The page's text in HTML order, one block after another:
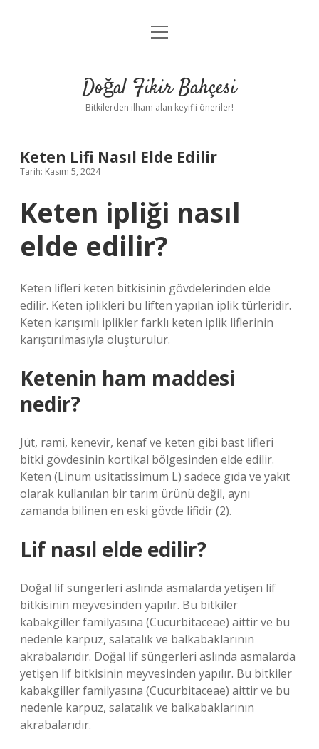
Anasayfa
Yasal Uyarı
menüyü
Doğal Fikir Bahçesi
Bitkilerden ilham alan keyifli öneriler!
Keten Lifi Nasıl Elde Edilir
Tarih: Kasım 5, 2024
Keten ipliği nasıl
elde edilir?
Keten lifleri keten bitkisinin gövdelerinden elde
edilir. Keten iplikleri bu liften yapılan iplik türleridir.
Keten karışımlı iplikler farklı keten iplik liflerinin
karıştırılmasıyla oluşturulur.
Ketenin ham maddesi
nedir?
Jüt, rami, kenevir, kenaf ve keten gibi bast lifleri
bitki gövdesinin kortikal bölgesinden elde edilir.
Keten (Linum usitatissimum L) sadece gıda ve yakıt
olarak kullanılan bir tarım ürünü değil, aynı
zamanda bilinen en eski gövde lifidir (2).
Lif nasıl elde edilir?
Doğal lif süngerleri aslında asmalarda yetişen lif
bitkisinin meyvesinden yapılır. Bu bitkiler
kabakgiller familyasına (Cucurbitaceae) aittir ve bu
nedenle karpuz, salatalık ve balkabaklarının
akrabalarıdır. Doğal lif süngerleri aslında asmalarda
yetişen lif bitkisinin meyvesinden yapılır. Bu bitkiler
kabakgiller familyasına (Cucurbitaceae) aittir ve bu
nedenle karpuz, salatalık ve balkabaklarının
akrabalarıdır.